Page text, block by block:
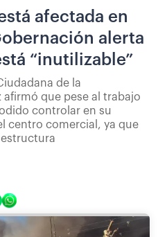
afectada en
alerta
“inutilizable”
de la
que pese al trabajo
controlar en su
centro comercial, ya que